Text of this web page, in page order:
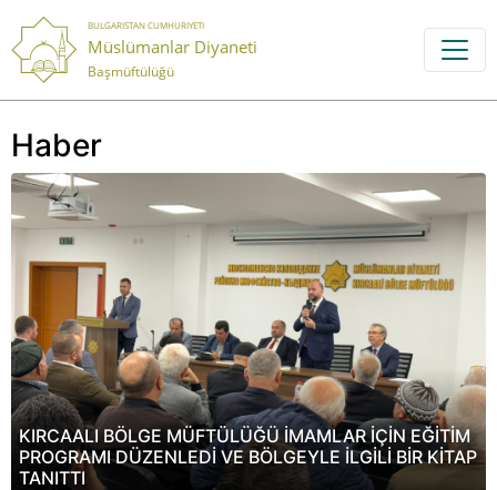
BULGARISTAN CUMHURIYETI
Müslümanlar Diyaneti
Başmüftülüğü
Haber
KIRCAALI BÖLGE MÜFTÜLÜĞÜ İMAMLAR İÇİN EĞİTİM
PROGRAMI DÜZENLEDİ VE BÖLGEYLE İLGİLİ BİR KİTAP
TANITTI